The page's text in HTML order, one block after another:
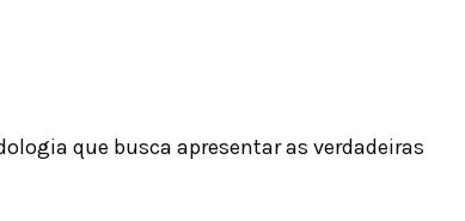
que busca apresentar as verdadeiras